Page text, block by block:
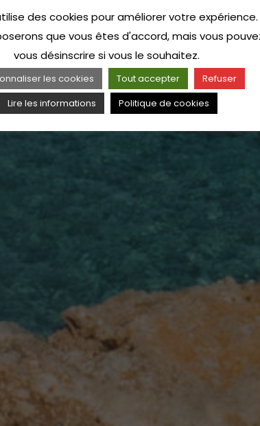
des cookies pour améliorer votre expérience.
que vous êtes d'accord, mais vous
vous désinscrire si vous le souhaitez.
les cookies Tout accepter
Refuser
Lire les informations
Politique de cookies